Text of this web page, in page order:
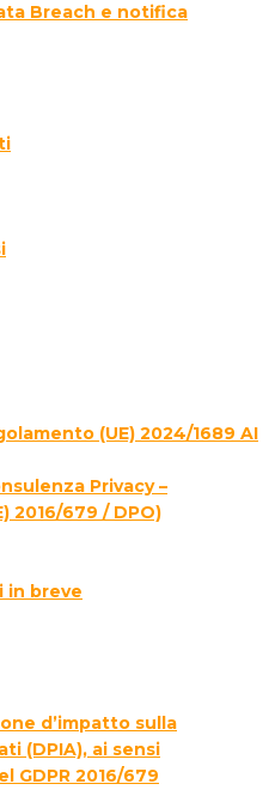
Breach e notifica
(UE) 2024/1689 AI
Privacy –
2016/679 / DPO)
in breve
d’impatto sulla
(DPIA), ai sensi
GDPR 2016/679